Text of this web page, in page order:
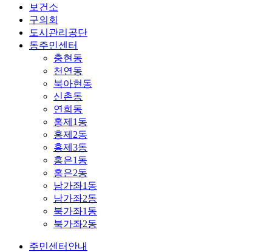
보건소
구의회
도시관리공단
동주민센터
충현동
천연동
북아현동
신촌동
연희동
홍제1동
홍제2동
홍제3동
홍은1동
홍은2동
남가좌1동
남가좌2동
북가좌1동
북가좌2동
주민센터안내